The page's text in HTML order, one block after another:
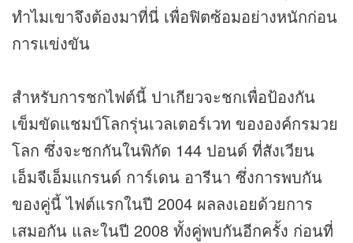
ทำไมเขาจึงต้องมาที่นี่ เพื่อฟิตซ้อมอย่างหนักก่อน
การแข่งขัน
สำหรับการชกไฟต์นี้ ปาเกียวจะชกเพื่อป้องกัน
เข็มขัดแชมป์โลกรุ่นเวลเตอร์เวท ขององค์กรมวย
โลก ซึ่งจะชกกันในพิกัด 144 ปอนด์ ที่สังเวียน
เอ็มจีเอ็มแกรนด์ การ์เดน อารีนา ซึ่งการพบกัน
ของคู่นี้ ไฟต์แรกในปี 2004 ผลลงเอยด้วยการ
เสมอกัน และในปี 2008 ทั้งคู่พบกันอีกครั้ง ก่อนที่